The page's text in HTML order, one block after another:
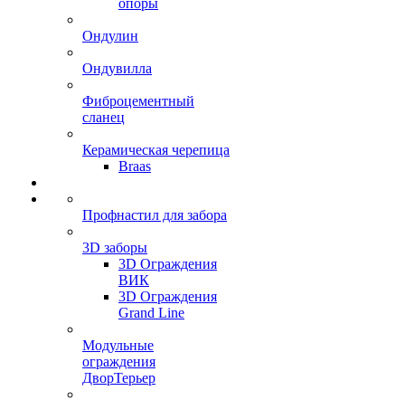
опоры
Ондулин
Ондувилла
Фиброцементный
сланец
Керамическая черепица
Braas
Профнастил для забора
3D заборы
3D Ограждения
ВИК
3D Ограждения
Grand Line
Модульные
ограждения
ДворТерьер